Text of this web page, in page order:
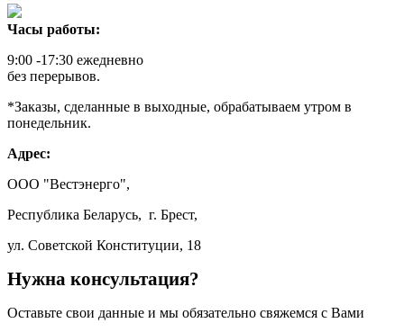
Часы работы:
9:00 -17:30 ежедневно
без перерывов.
*Заказы, сделанные в выходные, обрабатываем утром в
понедельник.
Адрес:
ООО "Вестэнерго",
Республика Беларусь, г. Брест,
ул. Советской Конституции, 18
Нужна консультация?
Оставьте свои данные и мы обязательно свяжемся с Вами